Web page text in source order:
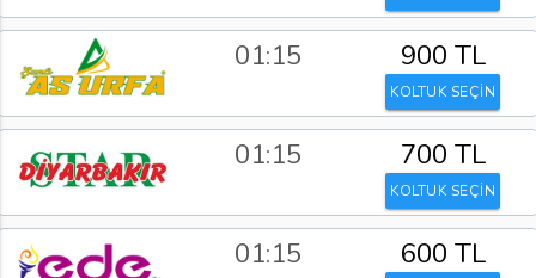
01:15 900 TL
KOLTUK SEÇİN
01:15 700 TL
KOLTUK SEÇİN
01:15 600 TL